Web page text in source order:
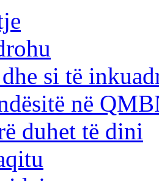
dhe si të
në
duhet të dini